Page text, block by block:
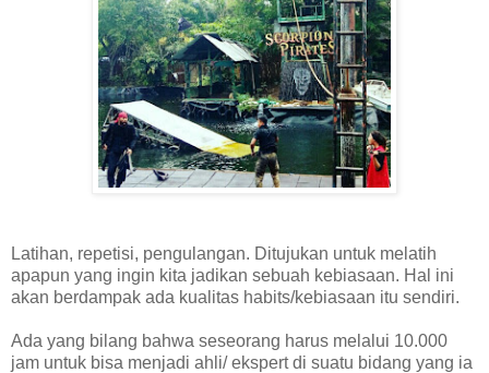
Latihan, repetisi, pengulangan. Ditujukan untuk melatih
apapun yang ingin kita jadikan sebuah kebiasaan. Hal ini
akan berdampak ada kualitas habits/kebiasaan itu sendiri.
Ada yang bilang bahwa seseorang harus melalui 10.000
jam untuk bisa menjadi ahli/ ekspert di suatu bidang yang ia